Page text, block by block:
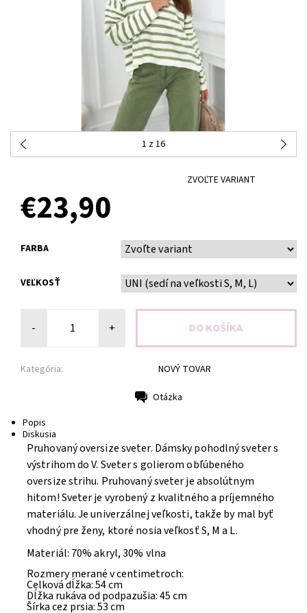
1 z 16
ZVOĽTE VARIANT
€23,90
FARBA
VEĽKOSŤ
- +
Kategória: NOVÝ TOVAR
Otázka
Popis
Diskusia
Pruhovaný oversize sveter. Dámsky pohodlný sveter s
výstrihom do V. Sveter s golierom obľúbeného
oversize strihu. Pruhovaný sveter je absolútnym
hitom! Sveter je vyrobený z kvalitného a príjemného
materiálu. Je univerzálnej veľkosti, takže by mal byť
vhodný pre ženy, ktoré nosia veľkosť S, M a L.
Materiál: 70% akryl, 30% vlna
Rozmery merané v centimetroch:
Celková dĺžka: 54 cm
Dĺžka rukáva od podpazušia: 45 cm
Šírka cez prsia: 53 cm